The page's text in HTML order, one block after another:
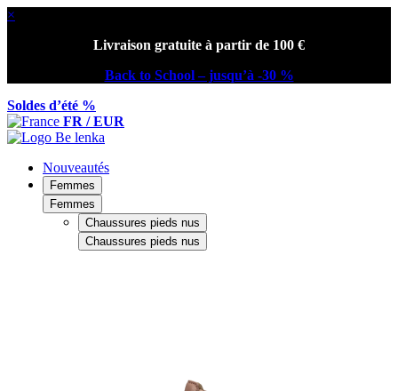
×
Livraison gratuite à partir de 100 €
Back to School – jusqu’à -30 %
Soldes d’été %
FR / EUR
Nouveautés
Femmes
Femmes
Chaussures pieds nus
Chaussures pieds nus